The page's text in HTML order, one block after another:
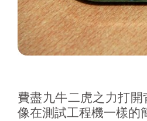
費盡九牛二虎之力打
像在測試工程機一樣的